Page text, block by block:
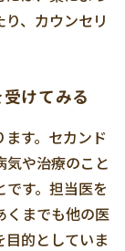
、カウンセリ
けてみる
す。セカンド
気や治療のこと
す。担当医を
くまでも他の医
的としていま